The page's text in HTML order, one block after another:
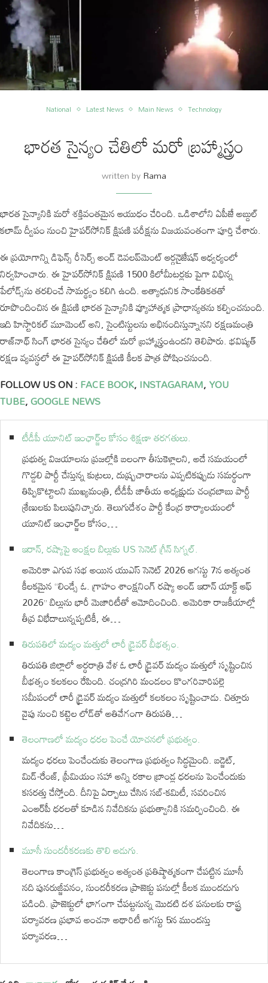
National Latest News Main News Technology
భారత సైన్యం చేతిలో మరో బ్రహ్మాస్త్రం
written byRama
భారత సైన్యానికి మరో శక్తివంతమైన ఆయుధం చేరింది. ఒడిశాలోని ఏపీజే అబ్దుల్
కలామ్ ద్వీపం నుంచి హైపర్‌సోనిక్ క్షిపణి పరీక్షను విజయవంతంగా పూర్తి చేశారు.
ఈ ప్రయోగాన్ని డిఫెన్స్ రీసెర్చ్ అండ్ డెవలప్‌మెంట్ ఆర్గనైజేషన్ ఆధ్వర్యంలో
నిర్వహించారు. ఈ హైపర్‌సోనిక్ క్షిపణి 1500 కిలోమీటర్లకు పైగా విభిన్న
పేలోడ్స్‌ను తరలించే సామర్థ్యం కలిగి ఉంది. అత్యాధునిక సాంకేతికతతో
రూపొందించిన ఈ క్షిపణి భారత సైన్యానికి వ్యూహాత్మక ప్రాధాన్యతను కల్పించనుంది.
ఇది హిస్టారికల్ మూమెంట్ అని, సైంటిస్టులను అభినందిస్తున్నానని రక్షణమంత్రి
రాజ్‌నాథ్ సింగ్ భారత సైన్యం చేతిలో మరో బ్రహ్మాస్త్రంఉందని తెలిపారు. భవిష్యత్
రక్షణ వ్యవస్థలో ఈ హైపర్‌సోనిక్ క్షిపణి కీలక పాత్ర పోషించనుంది.
FOLLOW US ON :FACE BOOK,INSTAGARAM,YOU
TUBE,GOOGLE NEWS
టీడీపీ యూనిట్ ఇంఛార్జ్‌ల కోసం శిక్షణా తరగతులు.
ప్రభుత్వ విజయాలను ప్రజల్లోకి బలంగా తీసుకెళ్లాలని, అదే సమయంలో
గొడ్డలి పార్టీ చేస్తున్న కుట్రలు, దుష్ప్రచారాలను ఎప్పటికప్పుడు సమర్థంగా
తిప్పికొట్టాలని ముఖ్యమంత్రి, టీడీపీ జాతీయ అధ్యక్షుడు చంద్రబాబు పార్టీ
శ్రేణులకు పిలుపునిచ్చారు. తెలుగుదేశం పార్టీ కేంద్ర కార్యాలయంలో
యూనిట్ ఇంఛార్జ్‌ల కోసం…
ఇరాన్, రష్యాపై ఆంక్షల బిల్లుకు US సెనెట్ గ్రీన్ సిగ్నల్.
అమెరికా ఎగువ సభ అయిన యుఎస్ సెనెట్ 2026 ఆగస్టు 7న అత్యంత
కీలకమైన “లిండ్సే ఓ. గ్రాహం శాంక్షనింగ్ రష్యా అండ్ ఇరాన్ యాక్ట్ ఆఫ్
2026” బిల్లును భారీ మెజారిటీతో ఆమోదించింది. అమెరికా రాజకీయాల్లో
తీవ్ర విభేదాలున్నప్పటికీ, ఈ…
తిరుపతిలో మద్యం మత్తులో లారీ డ్రైవర్ బీభత్సం.
తిరుపతి జిల్లాలో అర్ధరాత్రి వేళ ఓ లారీ డ్రైవర్ మద్యం మత్తులో సృష్టించిన
బీభత్సం కలకలం రేపింది. చంద్రగిరి మండలం కొంగరివారిపల్లె
సమీపంలో లారీ డ్రైవర్ మద్యం మత్తులో కలకలం సృష్టించాడు. చిత్తూరు
వైపు నుంచి కట్టెల లోడ్‌తో అతివేగంగా తిరుపతి…
తెలంగాణలో మద్యం ధరల పెంచే యోచనలో ప్రభుత్వం.
మద్యం ధరలు పెంచేందుకు తెలంగాణ ప్రభుత్వం సిద్ధమైంది. బడ్జెట్,
మిడ్-రేంజ్, ప్రీమియం సహా అన్ని రకాల బ్రాండ్ల ధరలను పెంచేందుకు
కసరత్తు చేస్తోంది. దీనిపై ఏర్పాటు చేసిన సబ్-కమిటీ, సవరించిన
ఎంఆర్‌పీ ధరలతో కూడిన నివేదికను ప్రభుత్వానికి సమర్పించింది. ఈ
నివేదికను…
మూసీ సుందరీకరణకు తొలి అడుగు.
తెలంగాణ కాంగ్రెస్ ప్రభుత్వం అత్యంత ప్రతిష్ఠాత్మకంగా చేపట్టిన మూసీ
నది పునరుజ్జీవనం, సుందరీకరణ ప్రాజెక్టు పనుల్లో కీలక ముందడుగు
పడింది. ప్రాజెక్టులో భాగంగా చేపట్టనున్న మొదటి దశ పనులకు రాష్ట్ర
పర్యావరణ ప్రభావ అంచనా అథారిటీ ఆగస్టు 5న ముందస్తు
పర్యావరణ…